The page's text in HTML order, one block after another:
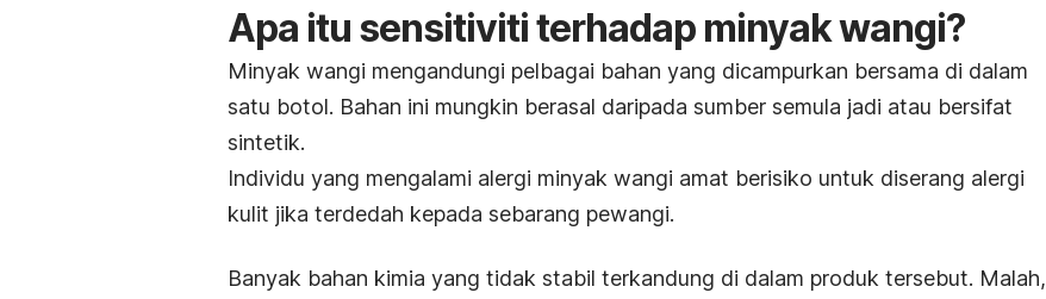
Apa itu sensitiviti terhadap minyak wangi?
Minyak wangi mengandungi pelbagai bahan yang dicampurkan bersama di dalam
satu botol. Bahan ini mungkin berasal daripada sumber semula jadi atau bersifat
sintetik.
Individu yang mengalami alergi minyak wangi amat berisiko untuk diserang alergi
kulit jika terdedah kepada sebarang pewangi.
Banyak bahan kimia yang tidak stabil terkandung di dalam produk tersebut. Malah,